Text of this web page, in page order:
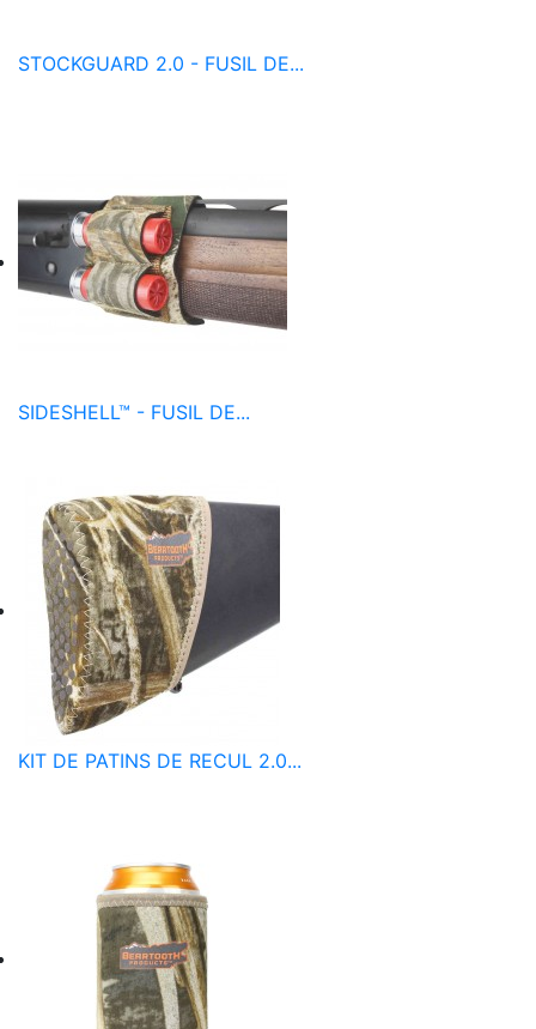
STOCKGUARD 2.0 - FUSIL DE...
SIDESHELL™ - FUSIL DE...
KIT DE PATINS DE RECUL 2.0...